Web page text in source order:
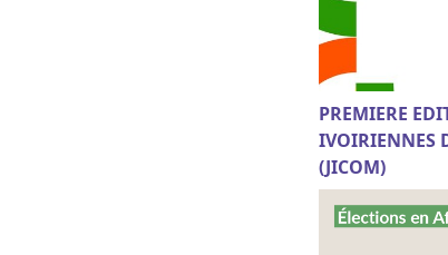
PREMIERE
IVOIRIENNES
(JICOM)